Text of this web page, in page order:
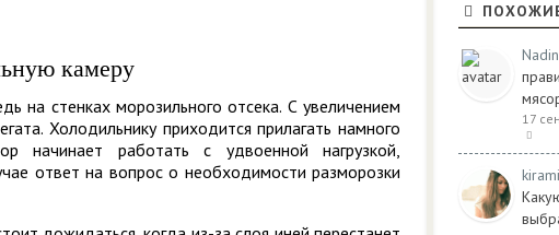
камеру
на стенках морозильного отсека. С увеличением
Холодильнику приходится прилагать намного
начинает работать с удвоенной нагрузкой,
ответ на вопрос о необходимости разморозки
Nadin
17